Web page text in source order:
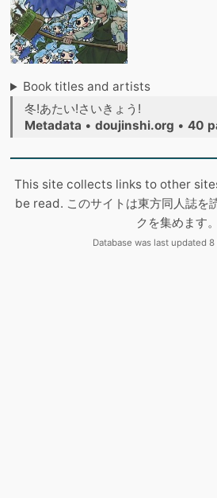
Book titles and artists
冬!あたい!さいきょう!
Metadata • doujinshi.org • 40
This site collects links to other
be read. このサイトは東方同人誌を
クを集めます。
Database was last updated